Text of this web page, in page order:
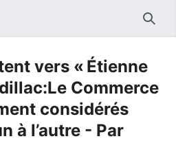
vers « Étienne
Commerce
considérés
à l’autre - Par